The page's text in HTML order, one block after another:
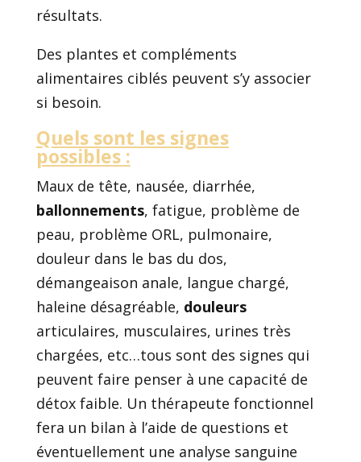
résultats.
Des plantes et compléments
alimentaires ciblés peuvent s’y associer
si besoin.
Quels sont les signes
possibles :
Maux de tête, nausée, diarrhée,
ballonnements, fatigue, problème de
peau, problème ORL, pulmonaire,
douleur dans le bas du dos,
démangeaison anale, langue chargé,
haleine désagréable, douleurs
articulaires, musculaires, urines très
chargées, etc…tous sont des signes qui
peuvent faire penser à une capacité de
détox faible. Un thérapeute fonctionnel
fera un bilan à l’aide de questions et
éventuellement une analyse sanguine